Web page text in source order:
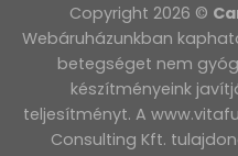
Copyright 2026 ©
Webáruházunkban
betegséget nem
készítményeink
teljesítményt. A
Consulting Kft.